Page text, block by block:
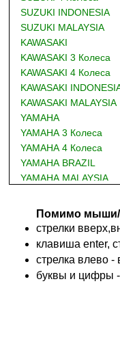
SUZUKI INDONESIA
SUZUKI MALAYSIA
KAWASAKI
KAWASAKI 3 Колеса
KAWASAKI 4 Колеса
KAWASAKI
KAWASAKI MALAYSIA
YAMAHA
YAMAHA 3 Колеса
YAMAHA 4 Колеса
YAMAHA BRAZIL
YAMAHA MALAYSIA
BMW
ADIVA
ADLY
Помимо мыши/
стрелки
клавиша enter,
cтрелка влево -
буквы и цифры -